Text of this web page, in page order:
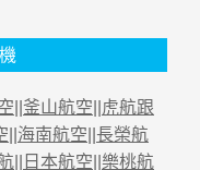
釜山航空
虎航跟
海南航空 長榮航
日本航空 樂桃航